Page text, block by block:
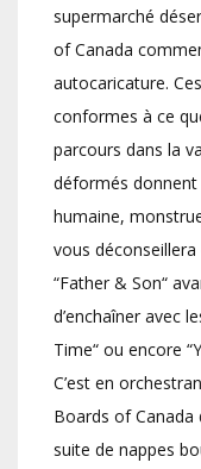
supermarché
of Canada
autocaricature.
conformes à ce
parcours dans la
déformés donnent
humaine,
vous déconseillera
“Father & Son“
d’enchaîner avec
Time“ ou encore
C’est en
Boards of
suite de nappes